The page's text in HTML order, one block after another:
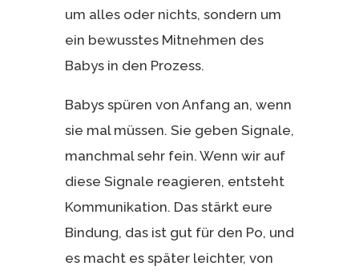
um alles oder nichts, sondern um
ein bewusstes Mitnehmen des
Babys in den Prozess.
Babys spüren von Anfang an, wenn
sie mal müssen. Sie geben Signale,
manchmal sehr fein. Wenn wir auf
diese Signale reagieren, entsteht
Kommunikation. Das stärkt eure
Bindung, das ist gut für den Po, und
es macht es später leichter, von